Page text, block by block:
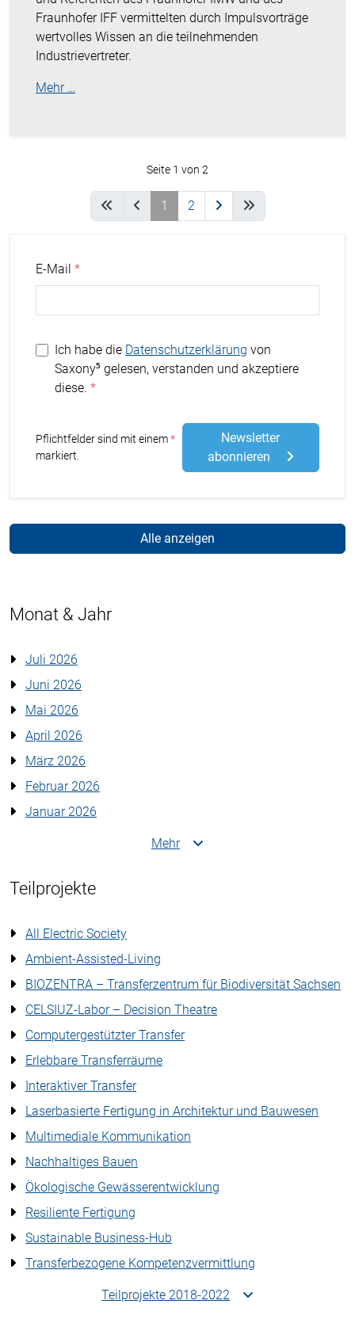
Fraunhofer IFF vermittelten durch Impulsvorträge
wertvolles Wissen an die teilnehmenden
Industrievertreter.
Mehr …
Seite 1 von 2
1 2
E-Mail
Ich habe die Datenschutzerklärung von
Saxony⁵ gelesen, verstanden und akzeptiere
diese.
Pflichtfelder sind mit einem Stern
markiert.
Newsletter
abonnieren
Alle anzeigen
Monat & Jahr
Juli 2026
Juni 2026
Mai 2026
April 2026
März 2026
Februar 2026
Januar 2026
Mehr
Teilprojekte
All Electric Society
Ambient-Assisted-Living
BIOZENTRA – Transferzentrum für Biodiversität Sachsen
CELSIUZ-Labor – Decision Theatre
Computergestützter Transfer
Erlebbare Transferräume
Interaktiver Transfer
Laserbasierte Fertigung in Architektur und Bauwesen
Multimediale Kommunikation
Nachhaltiges Bauen
Ökologische Gewässerentwicklung
Resiliente Fertigung
Sustainable Business-Hub
Transferbezogene Kompetenzvermittlung
Teilprojekte 2018-2022